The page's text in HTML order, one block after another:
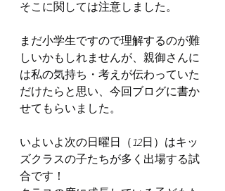
そこに関しては注意しました。
まだ小学生ですので理解するのが難
しいかもしれませんが、親御さんに
は私の気持ち・考えが伝わっていた
だけたらと思い、今回ブログに書か
せてもらいました。
いよいよ次の日曜日（12日）はキッ
ズクラスの子たちが多く出場する試
合です！